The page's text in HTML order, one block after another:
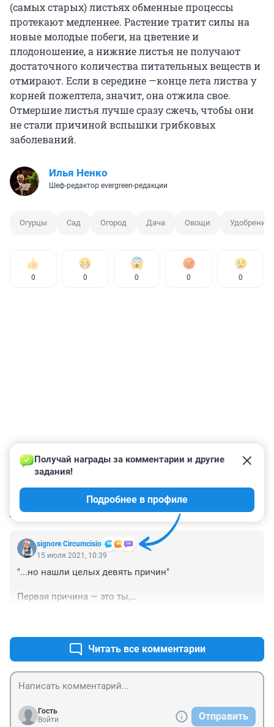
(самых старых) листьях обменные процессы
протекают медленнее. Растение тратит силы на
новые молодые побеги, на цветение и
плодоношение, а нижние листья не получают
достаточного количества питательных веществ и
отмирают. Если в середине —конце лета листва у
корней пожелтела, значит, она отжила свое.
Отмершие листья лучше сразу сжечь, чтобы они
не стали причиной вспышки грибковых
заболеваний.
Илья Ненко
Шеф-редактор evergreen-редакции
Огурцы Сад Огород Дача Овощи Удобрение
0 0 0 0 0
КОММЕНТАРИИ 1
signore Сircumcisio
Получай награды за комментарии и другие
задания!
Подробнее в профиле
15 июля 2021, 10:39
"...но нашли целых девять причин"
Первая причина — это ты,
Читать все комментарии
Гость
Войти
Отправить